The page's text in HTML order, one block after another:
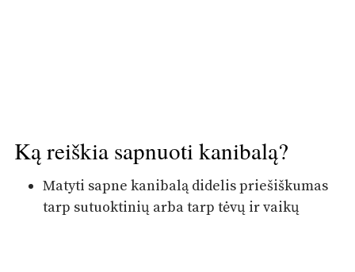
Ką reiškia sapnuoti kanibalą?
Matyti sapne kanibalą didelis priešiškumas
tarp sutuoktinių arba tarp tėvų ir vaikų